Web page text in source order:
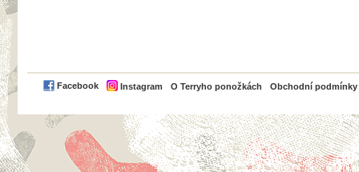
Facebook Instagram O Terryho ponožkách Obchodní podmínky
PayPal